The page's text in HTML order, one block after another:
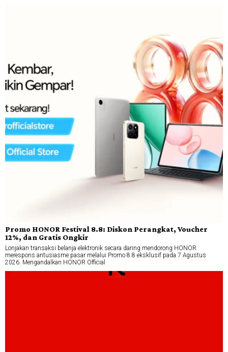
Promo HONOR Festival 8.8: Diskon Perangkat, Voucher
12%, dan Gratis Ongkir
Lonjakan transaksi belanja elektronik secara daring mendorong HONOR
merespons antusiasme pasar melalui Promo 8.8 eksklusif pada 7 Agustus
2026. Mengandalkan HONOR Official